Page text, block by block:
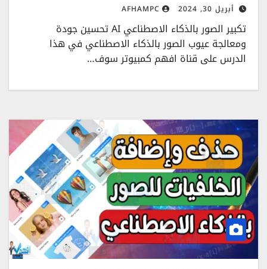
أبريل 30, 2024 AFHAMPC
تكبير الصور بالذكاء الاصطناعي AI تحسين جودة
ومعالجة عيوب الصور بالذكاء الاصطناعي في هذا
الدرس على قناة افهم كمبيوتر سوف…